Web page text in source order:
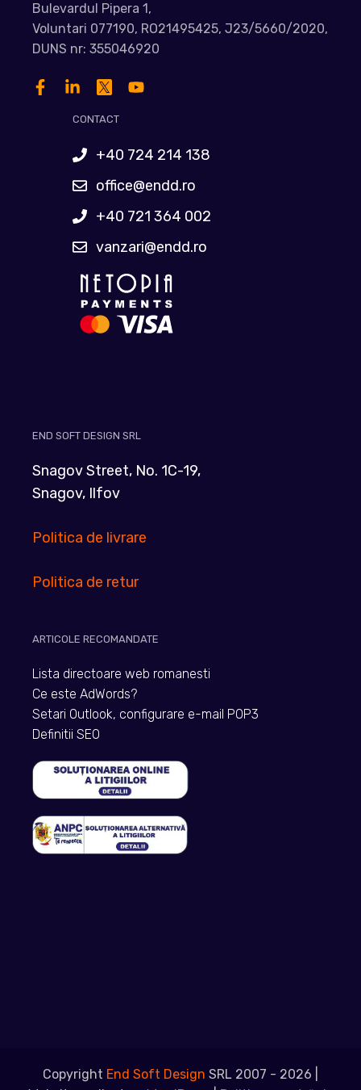
Bulevardul Pipera 1,
Voluntari 077190, RO21495425, J23/5660/2020,
DUNS nr: 355046920
CONTACT
+40 724 214 138
office@endd.ro
+40 721 364 002
vanzari@endd.ro
END SOFT DESIGN SRL
Snagov Street, No. 1C-19,
Snagov, Ilfov
Politica de livrare
Politica de retur
ARTICOLE RECOMANDATE
Lista directoare web romanesti
Ce este AdWords?
Setari Outlook, configurare e-mail POP3
Definitii SEO
Copyright End Soft Design SRL 2007 - 2026 |